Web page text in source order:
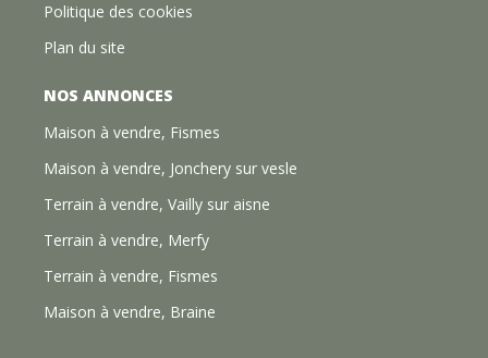
Politique des cookies
Plan du site
NOS ANNONCES
Maison à vendre, Fismes
Maison à vendre, Jonchery sur vesle
Terrain à vendre, Vailly sur aisne
Terrain à vendre, Merfy
Terrain à vendre, Fismes
Maison à vendre, Braine